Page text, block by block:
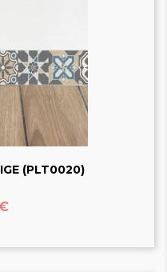
(PLT0020)